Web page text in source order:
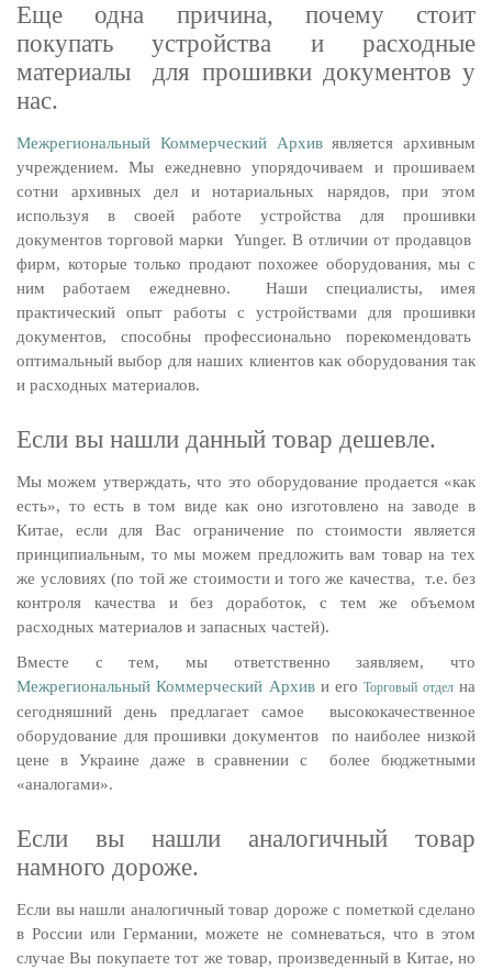
Еще одна причина, почему стоит
покупать устройства и расходные
материалы для прошивки документов у
нас.
Межрегиональный Коммерческий Архивявляется архивным
учреждением. Мы ежедневно упорядочиваем и прошиваем
сотни архивных дел и нотариальных нарядов, при этом
используя в своей работе устройства для прошивки
документов торговой марки Yunger. В отличии от продавцов
фирм, которые только продают похожее оборудования, мы с
ним работаем ежедневно. Наши специалисты, имея
практический опыт работы с устройствами для прошивки
документов, способны профессионально порекомендовать
оптимальный выбор для наших клиентов как оборудования так
и расходных материалов.
Если вы нашли данный товар дешевле.
Мы можем утверждать, что это оборудование продается «как
есть», то есть в том виде как оно изготовлено на заводе в
Китае, если для Вас ограничение по стоимости является
принципиальным, то мы можем предложить вам товар на тех
же условиях (по той же стоимости и того же качества, т.е. без
контроля качества и без доработок, с тем же объемом
расходных материалов и запасных частей).
Вместе с тем, мы ответственно заявляем, что
Межрегиональный Коммерческий Архиви егоТорговый отдел на
сегодняшний день предлагает самое высококачественное
оборудование для прошивки документов по наиболее низкой
цене в Украине даже в сравнении с более бюджетными
«аналогами».
Если вы нашли аналогичный товар
намного дороже.
Если вы нашли аналогичный товар дороже с пометкой сделано
в России или Германии, можете не сомневаться, что в этом
случае Вы покупаете тот же товар, произведенный в Китае, но